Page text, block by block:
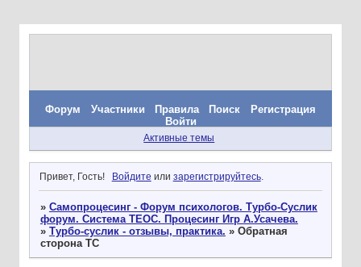
Форум Участники Правила Поиск
Регистрация
Войти
Активные темы
Привет, Гость! Войдите или зарегистрируйтесь.
» Самопроцесинг - Форум психологов. Турбо-Суслик
форум. Система ТЕОС. Процесинг Игр А.Усачева.
» Турбо-суслик - отзывы, практика. » Обратная
сторона ТС